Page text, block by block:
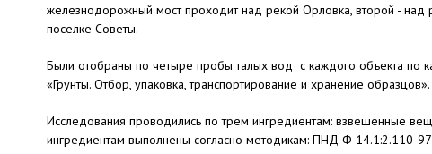
железнодорожный мост проходит над рекой Орловка, второй - над
поселке Советы.
Были отобраны по четыре пробы талых вод с каждого объекта по
«Грунты. Отбор, упаковка, транспортирование и хранение образцов».
Исследования проводились по трем ингредиентам: взвешенные
ингредиентам выполнены согласно методикам: ПНД Ф